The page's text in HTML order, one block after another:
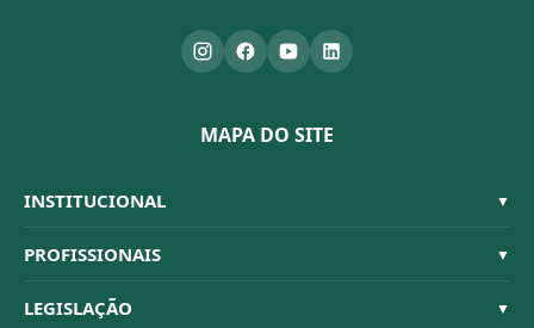
MAPA DO SITE
INSTITUCIONAL ▼
Sistema CFBM
Quem Somos
PROFISSIONAIS ▼
Habilitações
LEGISLAÇÃO ▼